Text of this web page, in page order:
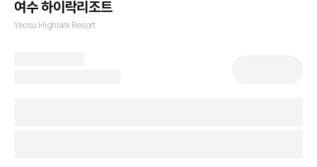
여수 하이락리조트
Yeosu Highlark Resort